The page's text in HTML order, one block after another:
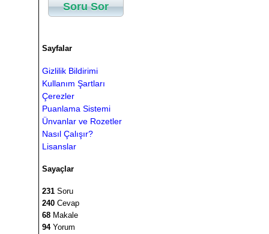
Soru Sor
Sayfalar
Gizlilik Bildirimi
Kullanım Şartları
Çerezler
Puanlama Sistemi
Ünvanlar ve Rozetler
Nasıl Çalışır?
Lisanslar
Sayaçlar
231 Soru
240 Cevap
68 Makale
94Yorum